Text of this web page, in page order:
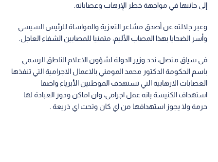
إلى جانبها في مواجهة خطر الإرهاب وعصاباته.
وعبر جلالته عن أصدق مشاعر التعزية والمواساة للرئيس السيسي
وأسر الضحايا بهذا المصاب الأليم، متمنيا للمصابين الشفاء العاجل.
في سياق متصل، ندد وزير الدولة لشؤون الاعلام الناطق الرسمي
باسم الحكومة الدكتور محمد المومني بالاعمال الاجرامية التي تنفذها
العصابات الارهابية التي تستهدف الموطنين الأبرياء واصفا
استهداف الكنيسة بانه عمل اجرامي، وان اماكن ودور العبادة لها
حرمة ولا يجوز استهدافها من اي كان وتحت اي ذريعة .